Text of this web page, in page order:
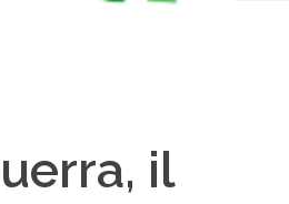
il